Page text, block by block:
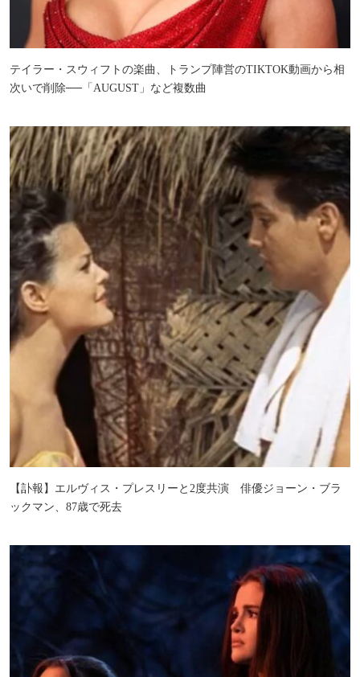
テイラー・スウィフトの楽曲、トランプ陣営のTIKTOK動画から相
次いで削除──「AUGUST」など複数曲
【訃報】エルヴィス・プレスリーと2度共演 俳優ジョーン・ブラ
ックマン、87歳で死去